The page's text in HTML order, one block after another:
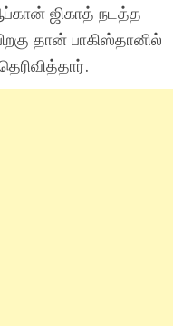
ஜிகாத் நடத்த
தான் பாகிஸ்தானில்